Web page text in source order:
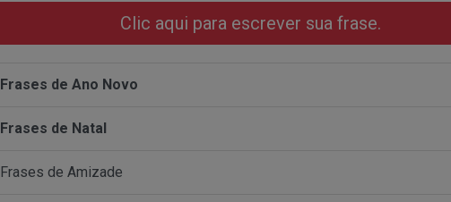
Clic aqui para escrever sua frase.
Frases de Ano Novo
Frases de Natal
Frases de Amizade